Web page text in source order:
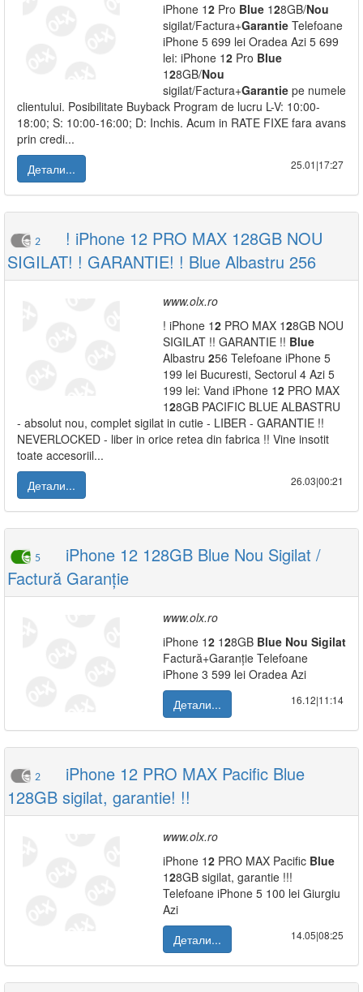
iPhone 12 Pro Blue 128GB/Nou
sigilat/Factura+Garantie Telefoane
iPhone 5 699 lei Oradea Azi 5 699
lei: iPhone 12 Pro Blue
128GB/Nou
sigilat/Factura+Garantie pe numele
clientului. Posibilitate Buyback Program de lucru L-V: 10:00-
18:00; S: 10:00-16:00; D: Inchis. Acum in RATE FIXE fara avans
prin credi...
Детали...
25.01|17:27
2
! iPhone 12 PRO MAX 128GB NOU
SIGILAT! ! GARANTIE! ! Blue Albastru 256
www.olx.ro
! iPhone 12 PRO MAX 128GB NOU
SIGILAT !! GARANTIE !! Blue
Albastru 256 Telefoane iPhone 5
199 lei Bucuresti, Sectorul 4 Azi 5
199 lei: Vand iPhone 12 PRO MAX
128GB PACIFIC BLUE ALBASTRU
- absolut nou, complet sigilat in cutie - LIBER - GARANTIE !!
NEVERLOCKED - liber in orice retea din fabrica !! Vine insotit
toate accesoriil...
Детали...
26.03|00:21
5
iPhone 12 128GB Blue Nou Sigilat /
Factură Garanție
www.olx.ro
iPhone 12 128GB Blue Nou Sigilat
Factură+Garanție Telefoane
iPhone 3 599 lei Oradea Azi
Детали...
16.12|11:14
2
iPhone 12 PRO MAX Pacific Blue
128GB sigilat, garantie! !!
www.olx.ro
iPhone 12 PRO MAX Pacific Blue
128GB sigilat, garantie !!!
Telefoane iPhone 5 100 lei Giurgiu
Azi
Детали...
14.05|08:25